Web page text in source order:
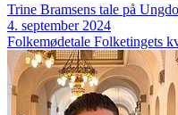
Trine Bramsens tale på
4. september 2024
Folkemødetale Folketingets